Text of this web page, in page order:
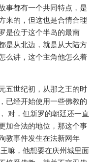
事都有一个共同特点，是
来的，但这也是合情合理
是位于这个半岛的最南
是从北边，就是从大陆方
么讲，这个主角他怎么着
五世纪初，从那之王的时
已经开始使用一些佛教的
对，但新罗的朝廷还一直
加合法的地位，那这个事
教事件发生在法新网年
嘛，他想要在庆州城里面